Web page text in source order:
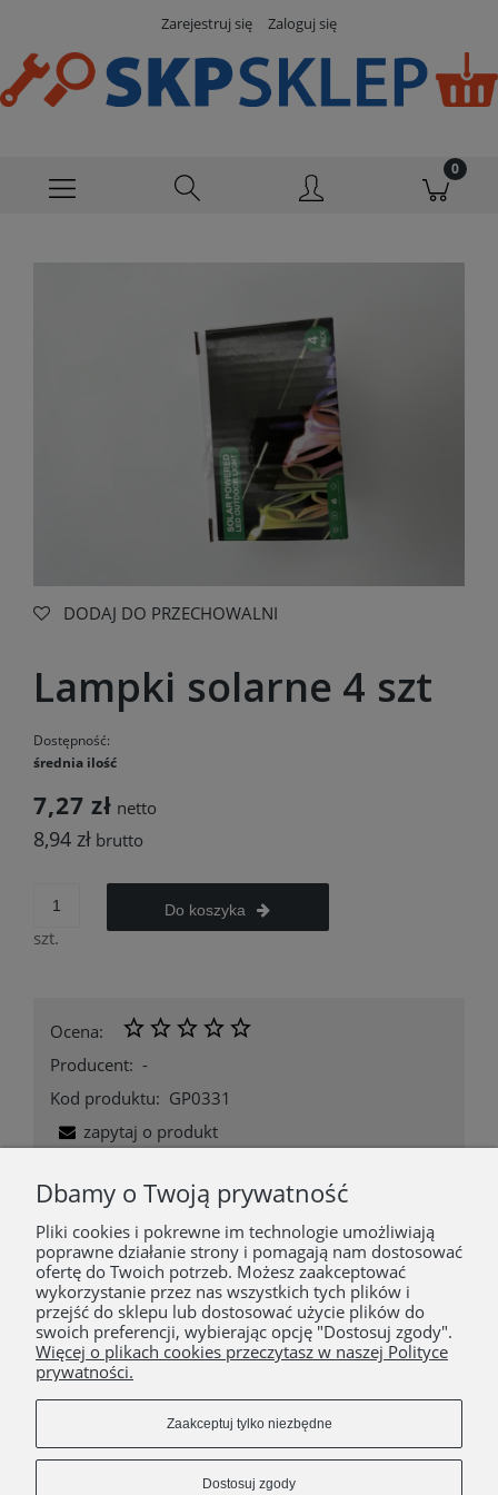
Zarejestruj się Zaloguj się
DODAJ DO PRZECHOWALNI
Lampki solarne 4 szt
Dostępność:
średnia ilość
7,27 zł netto
8,94 zł brutto
szt.
Do koszyka
Ocena:
Producent: -
Kod produktu: GP0331
zapytaj o produkt
Opis
Zestaw lampek solarnych - opakowanie 4 sztuki.
POMOC
Dbamy o Twoją prywatność
Pliki cookies i pokrewne im technologie umożliwiają
poprawne działanie strony i pomagają nam dostosować
ofertę do Twoich potrzeb. Możesz zaakceptować
wykorzystanie przez nas wszystkich tych plików i
przejść do sklepu lub dostosować użycie plików do
swoich preferencji, wybierając opcję "Dostosuj zgody".
Więcej o plikach cookies przeczytasz w naszej Polityce
prywatności.
Zaakceptuj tylko niezbędne
Dostosuj zgody